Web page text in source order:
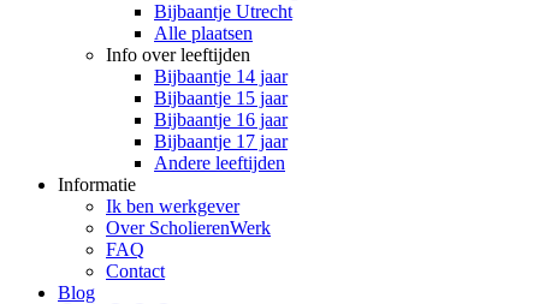
Bijbaantje Utrecht
Alle plaatsen
Info over leeftijden
Bijbaantje 14 jaar
Bijbaantje 15 jaar
Bijbaantje 16 jaar
Bijbaantje 17 jaar
Andere leeftijden
Informatie
Ik ben werkgever
Over ScholierenWerk
FAQ
Contact
Blog